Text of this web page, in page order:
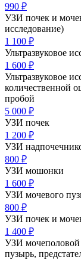
990 ₽
УЗИ почек и
исследование)
1 100 ₽
Ультразвуковое
1 600 ₽
Ультразвуковое
количественной
пробой
5 000 ₽
УЗИ почек
1 200 ₽
УЗИ
800 ₽
УЗИ мошонки
1 600 ₽
УЗИ мочевого
800 ₽
УЗИ почек и
1 400 ₽
УЗИ
пузырь,